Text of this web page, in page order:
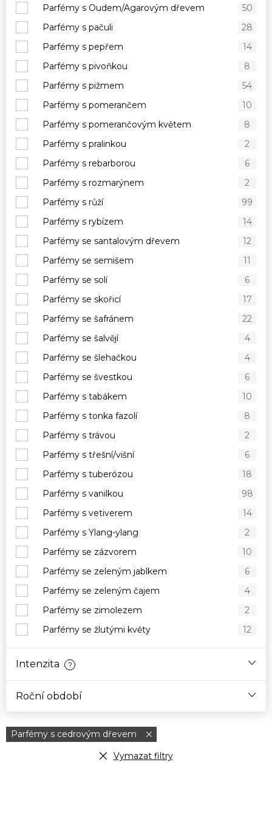
Parfémy s Oudem/Agarovým dřevem
50
Parfémy s pačuli
28
Parfémy s pepřem
14
Parfémy s pivoňkou
8
Parfémy s pižmem
54
Parfémy s pomerančem
10
Parfémy s pomerančovým květem
8
Parfémy s pralinkou
2
Parfémy s rebarborou
6
Parfémy s rozmarýnem
2
Parfémy s růží
99
Parfémy s rybízem
14
Parfémy se santalovým dřevem
12
Parfémy se semišem
11
Parfémy se solí
6
Parfémy se skořicí
17
Parfémy se šafránem
22
Parfémy se šalvějí
4
Parfémy se šlehačkou
4
Parfémy se švestkou
6
Parfémy s tabákem
10
Parfémy s tonka fazolí
8
Parfémy s trávou
2
Parfémy s třešní/višní
6
Parfémy s tuberózou
18
Parfémy s vanilkou
98
Parfémy s vetiverem
14
Parfémy s Ylang-ylang
2
Parfémy se zázvorem
10
Parfémy se zeleným jablkem
6
Parfémy se zeleným čajem
4
Parfémy se zimolezem
2
Parfémy se žlutými květy
12
Intenzita ?
Roční období
Parfémy s cedrovým dřevem
Vymazat filtry